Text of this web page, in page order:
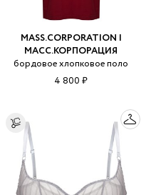
MASS.CORPORATION |
МАСС.КОРПОРАЦИЯ
бордовое хлопковое поло
4 800 ₽